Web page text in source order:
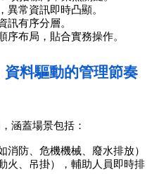
異常資訊即時凸顯。
訊有序分層。
序布局，貼合實務操作。
料驅動的管理節奏
涵蓋場景包括：
消防、危機機械、廢水排放）
火、吊掛），輔助人員即時排